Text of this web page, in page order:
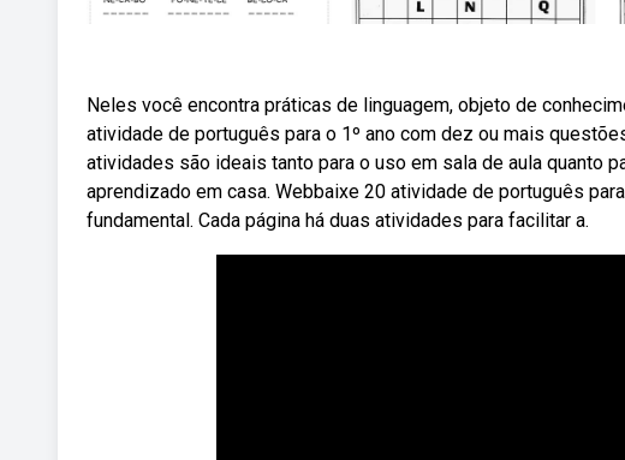
Neles você encontra práticas de linguagem, objeto de
atividade de português para o 1º ano com dez ou mais
atividades são ideais tanto para o uso em sala de aula quanto
aprendizado em casa. Webbaixe 20 atividade de português
fundamental. Cada página há duas atividades para facilitar a.